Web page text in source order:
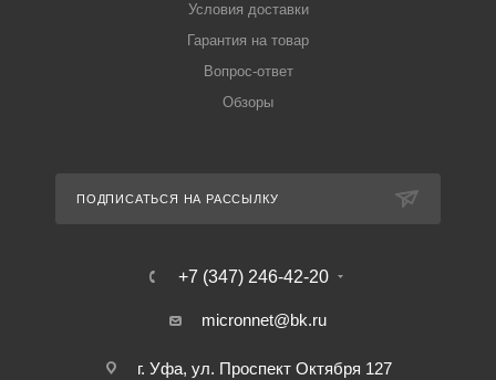
Условия доставки
Гарантия на товар
Вопрос-ответ
Обзоры
ПОДПИСАТЬСЯ НА РАССЫЛКУ
+7 (347) 246-42-20
micronnet@bk.ru
г. Уфа, ул. Проспект Октября 127